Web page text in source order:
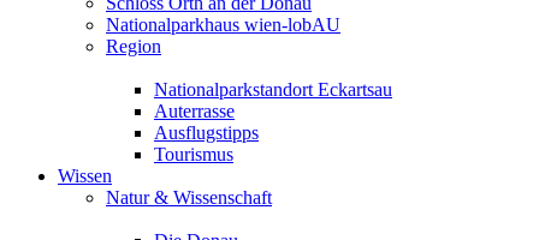
Nationalparkhaus wien-lobAU
Region
Nationalparkstandort Eckartsau
Auterrasse
Ausflugstipps
Tourismus
Wissen
Natur & Wissenschaft